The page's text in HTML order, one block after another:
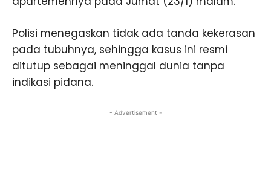
Polisi menegaskan tidak ada tanda kekerasan
pada tubuhnya, sehingga kasus ini resmi
ditutup sebagai meninggal dunia tanpa
indikasi pidana.
- Advertisement -